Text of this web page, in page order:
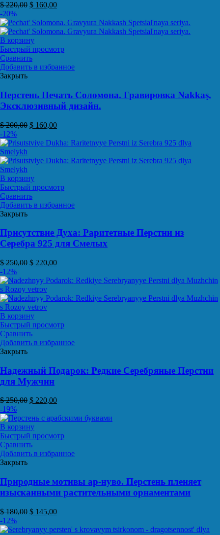
$220,00 $ 160,00
-20%
В корзину
Быстрый просмотр
Сравнить
Добавить в избранное
Закрыть
Перстень Печать Соломона. Гравировка Nakkaş.
Эксклюзивный дизайн.
$200,00 $ 160,00
-12%
В корзину
Быстрый просмотр
Сравнить
Добавить в избранное
Закрыть
Присутствие Духа: Раритетные Перстни из
Серебра 925 для Смелых
$250,00 $ 220,00
-12%
В корзину
Быстрый просмотр
Сравнить
Добавить в избранное
Закрыть
Надежный Подарок: Редкие Серебряные Перстни
для Мужчин
$250,00 $ 220,00
-19%
В корзину
Быстрый просмотр
Сравнить
Добавить в избранное
Закрыть
Природные мотивы ар-нуво. Перстень пленяет
изысканными растительными орнаментами
$180,00 $ 145,00
-12%